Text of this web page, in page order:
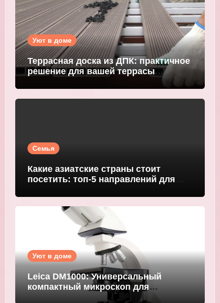
Уют в доме
Террасная доска из ДПК: практичное
решение для вашей террасы
Семья
Какие азиатские страны стоит
посетить: топ-5 направлений для
Уют в доме
Leica DM1000: Универсальный
компактный микроскоп для
современных лабораторий